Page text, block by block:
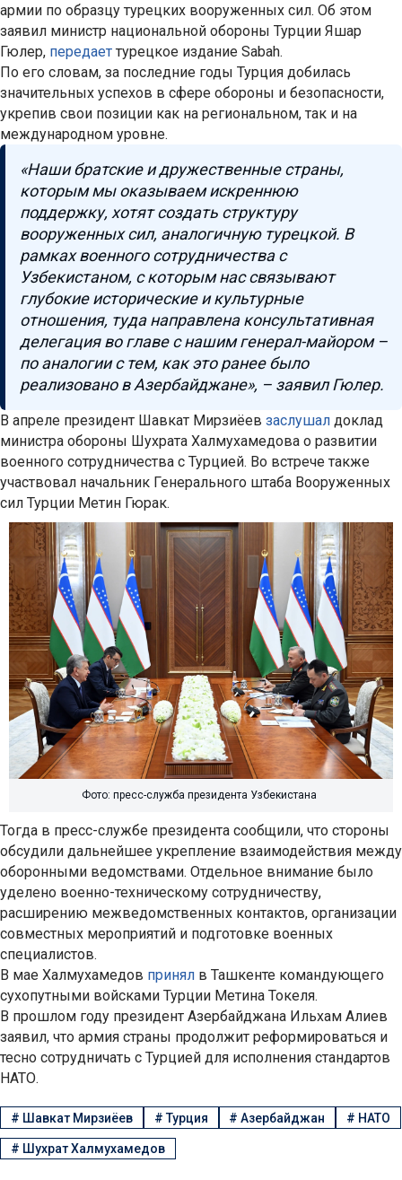
армии по образцу турецких вооруженных сил. Об этом
заявил министр национальной обороны Турции Яшар
Гюлер, передает турецкое издание Sabah.
По его словам, за последние годы Турция добилась
значительных успехов в сфере обороны и безопасности,
укрепив свои позиции как на региональном, так и на
международном уровне.
«Наши братские и дружественные страны,
которым мы оказываем искреннюю
поддержку, хотят создать структуру
вооруженных сил, аналогичную турецкой. В
рамках военного сотрудничества с
Узбекистаном, с которым нас связывают
глубокие исторические и культурные
отношения, туда направлена консультативная
делегация во главе с нашим генерал-майором –
по аналогии с тем, как это ранее было
реализовано в Азербайджане», – заявил Гюлер.
В апреле президент Шавкат Мирзиёев заслушал доклад
министра обороны Шухрата Халмухамедова о развитии
военного сотрудничества с Турцией. Во встрече также
участвовал начальник Генерального штаба Вооруженных
сил Турции Метин Гюрак.
Фото: пресс-служба президента Узбекистана
Тогда в пресс-службе президента сообщили, что стороны
обсудили дальнейшее укрепление взаимодействия между
оборонными ведомствами. Отдельное внимание было
уделено военно-техническому сотрудничеству,
расширению межведомственных контактов, организации
совместных мероприятий и подготовке военных
специалистов.
В мае Халмухамедов принял в Ташкенте командующего
сухопутными войсками Турции Метина Токеля.
В прошлом году президент Азербайджана Ильхам Алиев
заявил, что армия страны продолжит реформироваться и
тесно сотрудничать с Турцией для исполнения стандартов
НАТО.
# Шавкат Мирзиёев #Турция #Азербайджан # НАТО
# Шухрат Халмухамедов